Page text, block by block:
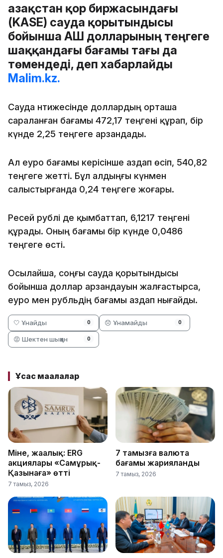
Қазақстан қор биржасындағы
(KASE) сауда қорытындысы
бойынша АҚШ долларының теңгеге
шаққандағы бағамы тағы да
төмендеді, деп хабарлайды
Malim.kz.
Сауда нәтижесінде доллардың орташа
сараланған бағамы 472,17 теңгені құрап, бір
күнде 2,25 теңгеге арзандады.
Ал еуро бағамы керісінше аздап өсіп, 540,82
теңгеге жетті. Бұл алдыңғы күнмен
салыстырғанда 0,24 теңгеге жоғары.
Ресей рублі де қымбаттап, 6,1217 теңгені
құрады. Оның бағамы бір күнде 0,0486
теңгеге өсті.
Осылайша, соңғы сауда қорытындысы
бойынша доллар арзандауын жалғастырса,
еуро мен рубльдің бағамы аздап нығайды.
🤍 Ұнайды 0 😞 Ұнамайды 0
😡 Шектен шыққан 0
Ұқсас мақалалар
Міне, жаңалық: ERG
акциялары «Самұрық-
Қазынаға» өтті
7 тамыз, 2026
7 тамызға валюта
бағамы жарияланды
7 тамыз, 2026